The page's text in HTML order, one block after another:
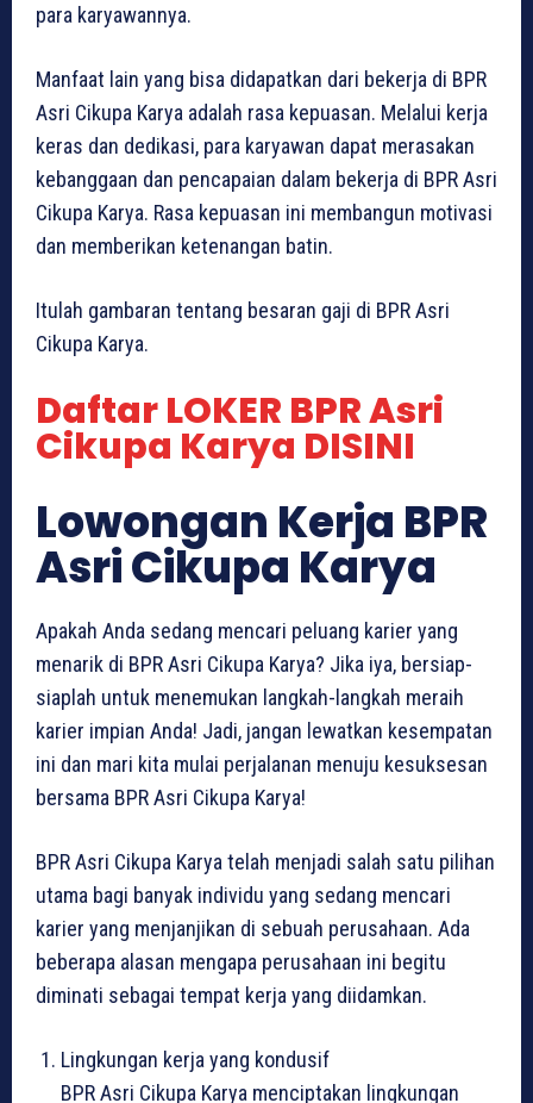
para karyawannya.
Manfaat lain yang bisa didapatkan dari bekerja di BPR
Asri Cikupa Karya adalah rasa kepuasan. Melalui kerja
keras dan dedikasi, para karyawan dapat merasakan
kebanggaan dan pencapaian dalam bekerja di BPR Asri
Cikupa Karya. Rasa kepuasan ini membangun motivasi
dan memberikan ketenangan batin.
Itulah gambaran tentang besaran gaji di BPR Asri
Cikupa Karya.
Daftar LOKER BPR Asri
Cikupa Karya DISINI
Lowongan Kerja BPR
Asri Cikupa Karya
Apakah Anda sedang mencari peluang karier yang
menarik di BPR Asri Cikupa Karya? Jika iya, bersiap-
siaplah untuk menemukan langkah-langkah meraih
karier impian Anda! Jadi, jangan lewatkan kesempatan
ini dan mari kita mulai perjalanan menuju kesuksesan
bersama BPR Asri Cikupa Karya!
BPR Asri Cikupa Karya telah menjadi salah satu pilihan
utama bagi banyak individu yang sedang mencari
karier yang menjanjikan di sebuah perusahaan. Ada
beberapa alasan mengapa perusahaan ini begitu
diminati sebagai tempat kerja yang diidamkan.
Lingkungan kerja yang kondusif
BPR Asri Cikupa Karya menciptakan lingkungan